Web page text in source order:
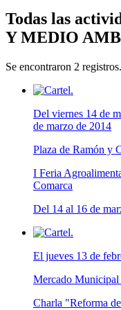
Todas las
Y MEDIO
Se encontraron 2 registros.
Del viernes 14 de
de marzo de 2014
Plaza de Ramón y
I Feria
Comarca
Del 14 al 16 de
El jueves 13 de
Mercado Municipal
Charla "Reforma